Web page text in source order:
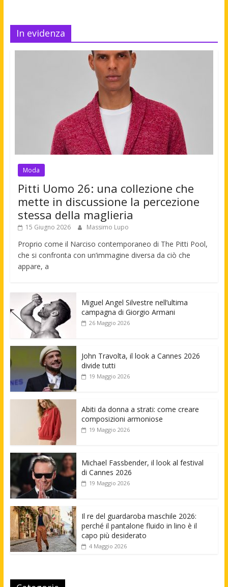
In evidenza
Moda
Pitti Uomo 26: una collezione che
mette in discussione la percezione
stessa della maglieria
15 Giugno 2026 Massimo Lupo
Proprio come il Narciso contemporaneo di The Pitti Pool,
che si confronta con un’immagine diversa da ciò che
appare, a
Miguel Angel Silvestre nell’ultima
campagna di Giorgio Armani
26 Maggio 2026
John Travolta, il look a Cannes 2026
divide tutti
19 Maggio 2026
Abiti da donna a strati: come creare
composizioni armoniose
19 Maggio 2026
Michael Fassbender, il look al festival
di Cannes 2026
19 Maggio 2026
Il re del guardaroba maschile 2026:
perché il pantalone fluido in lino è il
capo più desiderato
4 Maggio 2026